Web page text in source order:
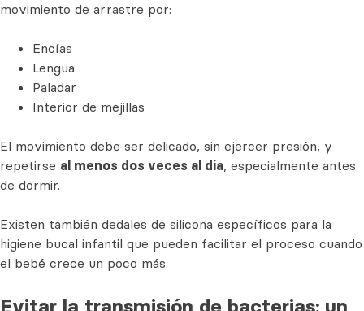
movimiento de arrastre por:
Encías
Lengua
Paladar
Interior de mejillas
El movimiento debe ser delicado, sin ejercer presión, y
repetirse al menos dos veces al día, especialmente antes
de dormir.
Existen también dedales de silicona específicos para la
higiene bucal infantil que pueden facilitar el proceso cuando
el bebé crece un poco más.